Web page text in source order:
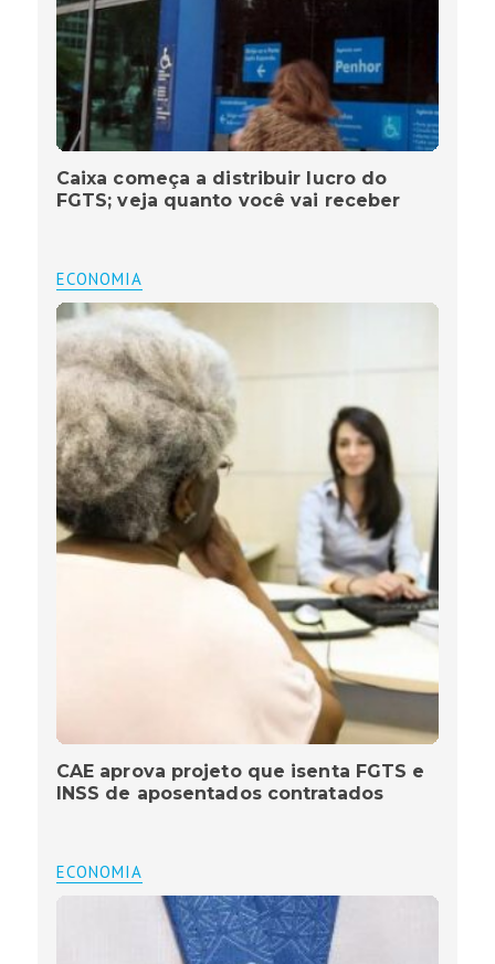
Caixa começa a distribuir lucro do
FGTS; veja quanto você vai receber
ECONOMIA
CAE aprova projeto que isenta FGTS e
INSS de aposentados contratados
ECONOMIA